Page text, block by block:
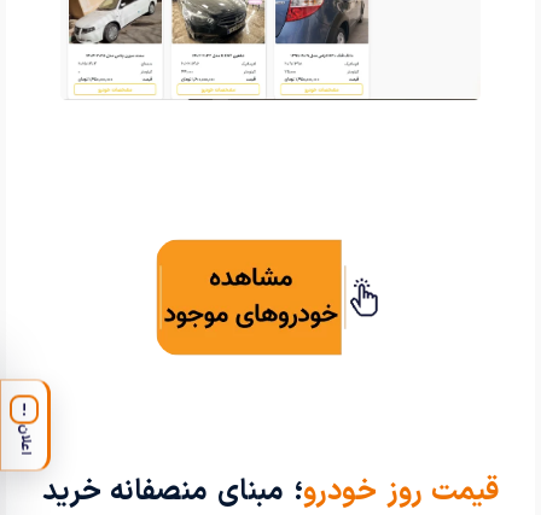
قیمت روز خودرو؛ مبنای منصفانه خرید
!
اعلان